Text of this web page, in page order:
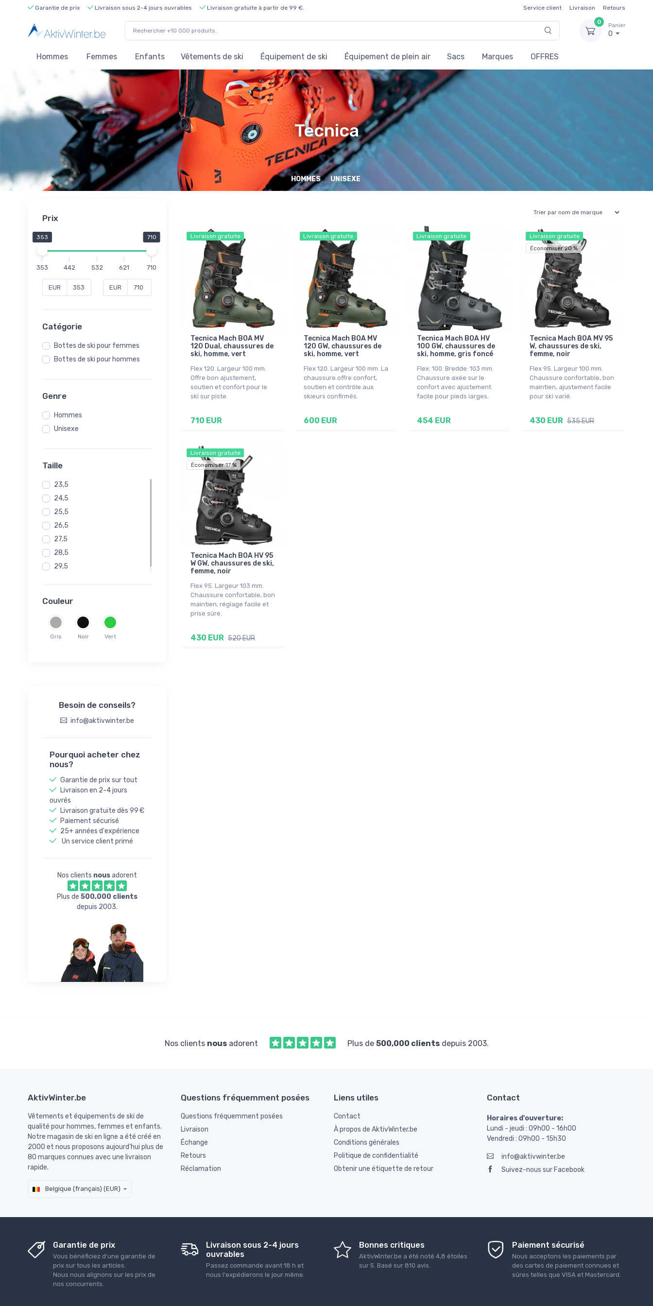
Garantie de prix Livraison sous 2-4 jours ouvrables Livraison gratuite à partir de 99 €. Service client Livraison Retours
0
Panier
0
Hommes Femmes Enfants Vêtements de ski Équipement de ski Équipement de plein air Sacs Marques OFFRES
Tecnica
HOMMES UNISEXE
Prix
353 710
353 442 532 621 710
EUR EUR
Catégorie
Bottes de ski pour femmes
Bottes de ski pour hommes
Genre
Hommes
Unisexe
Taille
23,5
24,5
25,5
26,5
27,5
28,5
29,5
Couleur
Gris Noir Vert
Besoin de conseils?
info@aktivwinter.be
Pourquoi acheter chez
nous?
Garantie de prix sur tout
Livraison en 2-4 jours
ouvrés
Livraison gratuite dès 99 €
Paiement sécurisé
25+ années d'expérience
Un service client primé
Nos clients nousadorent
Plus de 500,000 clients
depuis 2003.
Livraison gratuite
Tecnica Mach BOA MV
120 Dual, chaussures de
ski, homme, vert
Flex 120. Largeur 100 mm.
Offre bon ajustement,
soutien et confort pour le
ski sur piste.
710 EUR
Livraison gratuite
Tecnica Mach BOA MV
120 GW, chaussures de
ski, homme, vert
Flex 120. Largeur 100 mm. La
chaussure offre confort,
soutien et contrôle aux
skieurs confirmés.
600 EUR
Livraison gratuite
Tecnica Mach BOA HV
100 GW, chaussures de
ski, homme, gris foncé
Flex: 100. Bredde: 103 mm.
Chaussure axée sur le
confort avec ajustement
facile pour pieds larges.
454 EUR
Livraison gratuite
Économiser 20 %
Tecnica Mach BOA MV 95
W, chaussures de ski,
femme, noir
Flex 95. Largeur 100 mm.
Chaussure confortable, bon
maintien, ajustement facile
pour ski varié.
430 EUR 535 EUR
Livraison gratuite
Économiser 17 %
Tecnica Mach BOA HV 95
W GW, chaussures de ski,
femme, noir
Flex 95. Largeur 103 mm.
Chaussure confortable, bon
maintien, réglage facile et
prise sûre.
430 EUR 520 EUR
Nos clients nousadorent Plus de 500,000 clientsdepuis 2003.
AktivWinter.be
Vêtements et équipements de ski de
qualité pour hommes, femmes et enfants.
Notre magasin de ski en ligne a été créé en
2000 et nous proposons aujourd'hui plus de
80 marques connues avec une livraison
rapide.
Belgique (français) (EUR)
Questions fréquemment posées
Questions fréquemment posées
Livraison
Échange
Retours
Réclamation
Liens utiles
Contact
À propos de AktivWinter.be
Conditions générales
Politique de confidentialité
Obtenir une étiquette de retour
Contact
Horaires d'ouverture:
Lundi - jeudi : 09h00 - 16h00
Vendredi : 09h00 - 15h30
info@aktivwinter.be
Suivez-nous sur Facebook
Garantie de prix
Vous bénéficiez d'une garantie de
prix sur tous les articles.
Nous nous alignons sur les prix de
nos concurrents.
Livraison sous 2-4 jours
ouvrables
Passez commande avant 18 h et
nous l'expédierons le jour même.
Bonnes critiques
AktivWinter.be a été noté 4,8 étoiles
sur 5. Basé sur 810 avis.
Paiement sécurisé
Nous acceptons les paiements par
des cartes de paiement connues et
sûres telles que VISA et Mastercard.